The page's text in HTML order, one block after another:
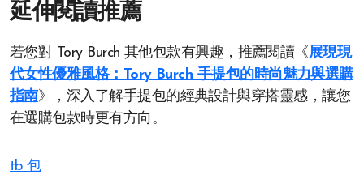
延伸閱讀推薦
若您對 Tory Burch 其他包款有興趣，推薦閱讀《展現現
代女性優雅風格：Tory Burch 手提包的時尚魅力與選購
指南》，深入了解手提包的經典設計與穿搭靈感，讓您
在選購包款時更有方向。
tb 包